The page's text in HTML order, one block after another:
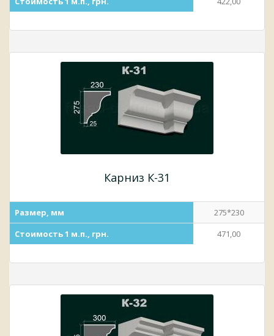
Карниз К-31
Размер, мм
275*230
Стоимость 1 м.п., грн.
471,00